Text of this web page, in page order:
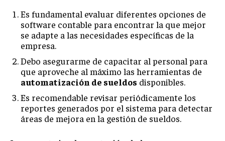
Es fundamental evaluar diferentes opciones de
software contable para encontrar la que mejor
se adapte a las necesidades específicas de la
empresa.
Debo asegurarme de capacitar al personal para
que aproveche al máximo las herramientas de
automatización de sueldos disponibles.
Es recomendable revisar periódicamente los
reportes generados por el sistema para detectar
áreas de mejora en la gestión de sueldos.